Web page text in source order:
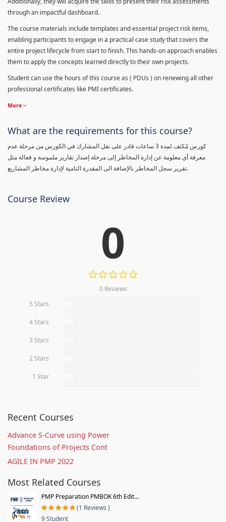
through an impactful dashboard.
The course materials include templates and essential project risk items,
enabling participants to engage in a practical case study that covers the
entire project lifecycle from start to finish. This hands-on approach enables
them to apply the concepts learned directly to their own projects.
Student can use the hours of this course as ( PDUs ) on renewing all other
professional certificates like PMI certificates.
More
What are the requirements for this course?
كورس مٌكثف لمدة 3 ساعات قادر على نقل المشارك في الكورس من مرحلة عدم
معرفة أي معلومة عن إدارة المخاطر إلى مرحلة إصدار تقارير ملموسة و فعالة مثل
تقرير سجل المخاطر بالإضافة الى المقدرة التامية لإدارة مخاطر المشاريع.
Course Review
0
0 Reviews
5 Stars
4 Stars
3 Stars
2 Stars
1 Star
Recent Courses
Advance S-Curve using Power
Foundations of Projects Cont
AGILE IN PMP 2022
Most Related Courses
PMP Preparation PMBOK 6th Edit...
(1 Reviews )
9 Student